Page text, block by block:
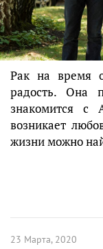
Рак на время
радость. Она
знакомится с
возникает
жизни можно
23 Марта, 2020